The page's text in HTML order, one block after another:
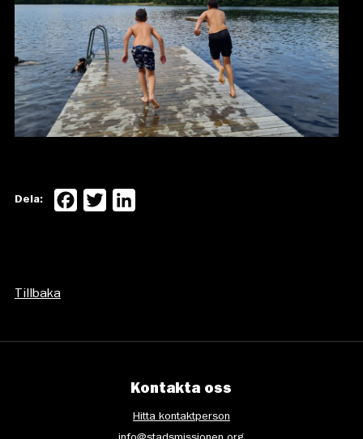
Dela: Facebook
Twitter
Tillbaka
Kontakta oss
Hitta kontaktperson